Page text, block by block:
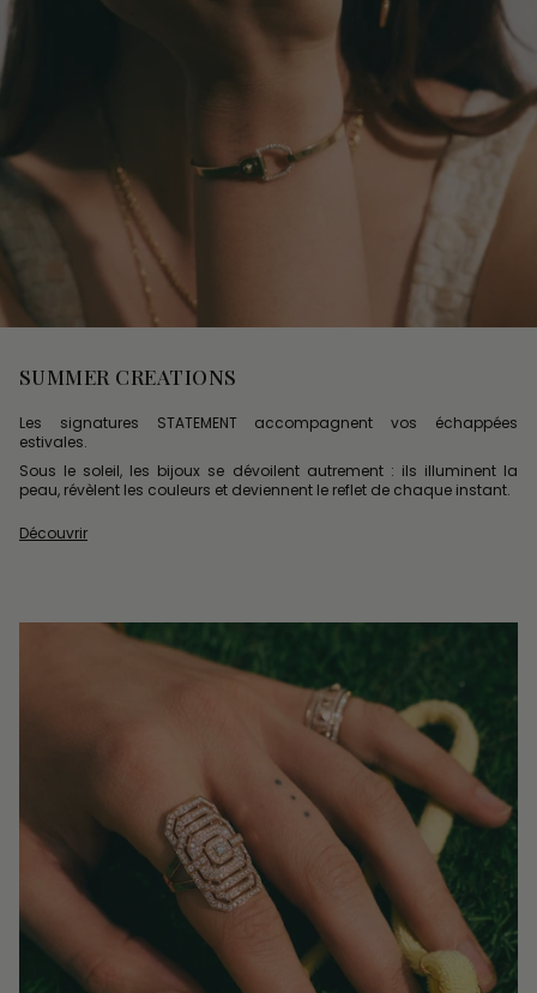
SUMMER CREATIONS
Les signatures STATEMENT accompagnent vos échappées
estivales.
Sous le soleil, les bijoux se dévoilent autrement : ils illuminent la
peau, révèlent les couleurs et deviennent le reflet de chaque instant.
Découvrir